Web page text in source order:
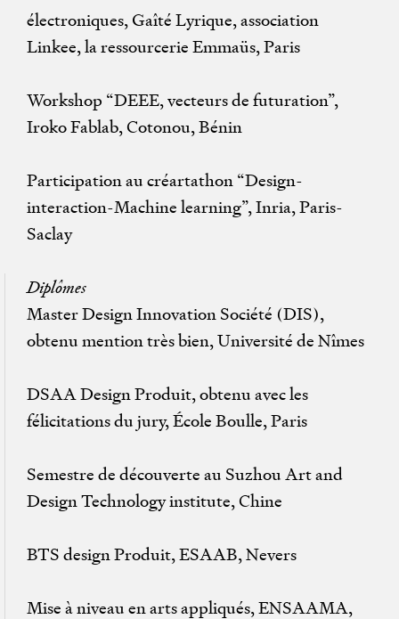
électroniques, Gaîté Lyrique, association
Linkee, la ressourcerie Emmaüs, Paris
Workshop “DEEE, vecteurs de futuration”,
Iroko Fablab, Cotonou, Bénin
Participation au créartathon “Design-
interaction-Machine learning”, Inria, Paris-
Saclay
Diplômes
Master Design Innovation Société (DIS),
obtenu mention très bien, Université de Nîmes
DSAA Design Produit, obtenu avec les
félicitations du jury, École Boulle, Paris
Semestre de découverte au Suzhou Art and
Design Technology institute, Chine
BTS design Produit, ESAAB, Nevers
Mise à niveau en arts appliqués, ENSAAMA,